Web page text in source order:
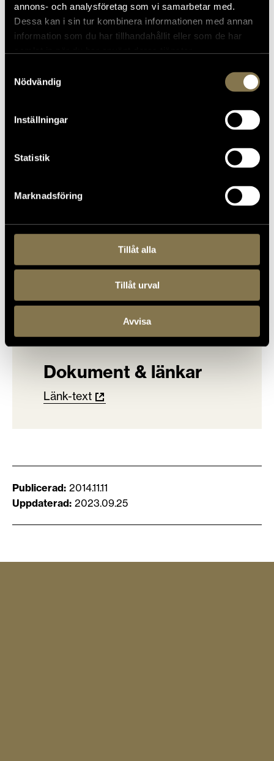
annons- och analysföretag som vi samarbetar med.
Dessa kan i sin tur kombinera informationen med annan
information som du har tillhandahållit eller som de har
Nödvändig
Inställningar
Statistik
Marknadsföring
Tillåt alla
Tillåt urval
Avvisa
Wikimedia Commons
Wikimedia Commons är ett mediearkiv där bilder,
filmer, ljudklipp och andra mediefiler med fria
att främja kunskap och bildning. Innehållet
samt många andra organisationer och
Dokument & länkar
Länk-text
Publicerad 2014.11.11
Uppdaterad 2023.09.25